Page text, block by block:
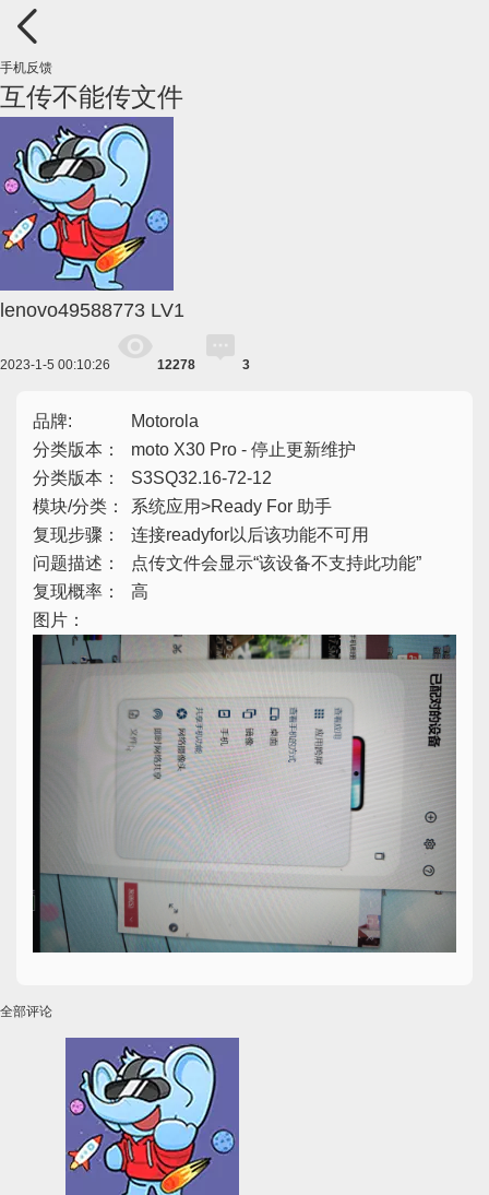
手机反馈
互传不能传文件
lenovo49588773 LV1
2023-1-5 00:10:26 12278 3
品牌:
Motorola
分类版本：
moto X30 Pro - 停止更新维护
分类版本：
S3SQ32.16-72-12
模块/分类：
系统应用>Ready For 助手
复现步骤：
连接readyfor以后该功能不可用
问题描述：
点传文件会显示“该设备不支持此功能”
复现概率：
高
图片：
全部评论